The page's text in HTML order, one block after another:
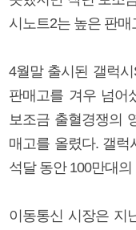
시노트2는 높은 판매
4월말 출시된 갤럭
판매고를 겨우 넘어
보조금 출혈경쟁의
매고를 올렸다. 갤럭
석달 동안 100만대
이동통신 시장은 지